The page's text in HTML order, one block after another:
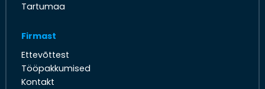
Tartumaa
Firmast
Ettevõttest
Tööpakkumised
Kontakt